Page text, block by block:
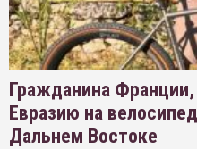
Гражданина
Евразию на
Дальнем Востоке